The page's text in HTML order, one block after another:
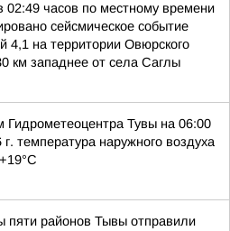
02:49 часов по местному времени
сейсмическое событие
4,1 на территории Овюрского
км западнее от села Саглы
Гидрометеоцентра Тувы на 06:00
температура наружного воздуха
пяти районов Тывы отправили